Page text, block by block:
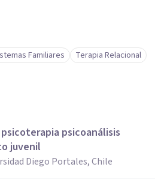
Familiares Terapia Relacional
psicoanálisis
juvenil
Diego Portales, Chile